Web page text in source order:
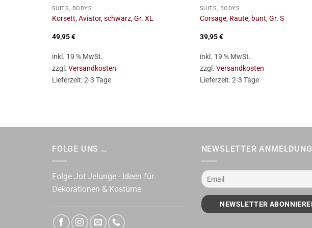
SUITS, BODYS
Korsett, Aviator, schwarz, Gr. XL
49,95€
inkl. 19 % MwSt.
zzgl. Versandkosten
Lieferzeit:2-3 Tage
SUITS, BODYS
Corsage, Raute, bunt, Gr. S
39,95€
inkl. 19 % MwSt.
zzgl. Versandkosten
Lieferzeit:2-3 Tage
FOLGE UNS …
Folge Jot Jelunge - Ideen für
Dekorationen & Kostüme
NEWSLETTER ANMELDUNG